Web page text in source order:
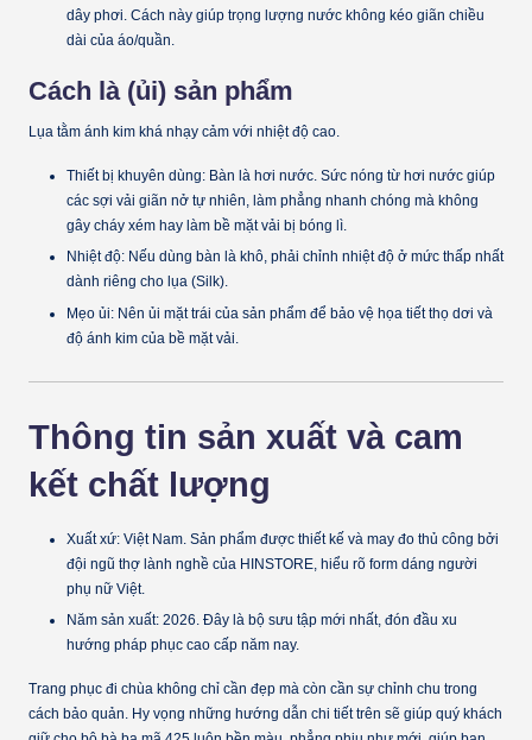
dây phơi . Cách này giúp trọng lượng nước không kéo giãn chiều
dài của áo/quần.
Cách là (ủi) sản phẩm
Lụa tằm ánh kim khá nhạy cảm với nhiệt độ cao.
Thiết bị khuyên dùng: Bàn là hơi nước. Sức nóng từ hơi nước giúp
các sợi vải giãn nở tự nhiên, làm phẳng nhanh chóng mà không
gây cháy xém hay làm bề mặt vải bị bóng lì.
Nhiệt độ: Nếu dùng bàn là khô, phải chỉnh nhiệt độ ở mức thấp nhất
dành riêng cho lụa (Silk).
Mẹo ủi: Nên ủi mặt trái của sản phẩm để bảo vệ họa tiết thọ dơi và
độ ánh kim của bề mặt vải.
Thông tin sản xuất và cam
kết chất lượng
Xuất xứ: Việt Nam. Sản phẩm được thiết kế và may đo thủ công bởi
đội ngũ thợ lành nghề của HINSTORE, hiểu rõ form dáng người
phụ nữ Việt.
Năm sản xuất: 2026. Đây là bộ sưu tập mới nhất, đón đầu xu
hướng pháp phục cao cấp năm nay.
Trang phục đi chùa không chỉ cần đẹp mà còn cần sự chỉnh chu trong
cách bảo quản. Hy vọng những hướng dẫn chi tiết trên sẽ giúp quý khách